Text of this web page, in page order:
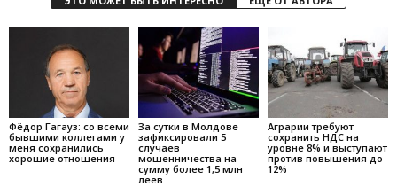
Фёдор Гагауз: со всеми
бывшими коллегами у
меня сохранились
хорошие отношения
За сутки в Молдове
зафиксировали 5
случаев
мошенничества на
сумму более 1,5 млн
леев
Аграрии требуют
сохранить НДС на
уровне 8% и выступают
против повышения до
12%